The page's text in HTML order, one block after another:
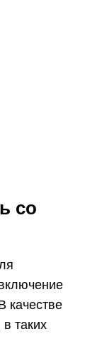
со
качестве
таких